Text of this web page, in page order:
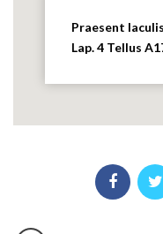
Praesent
Lap. 4 Tellus